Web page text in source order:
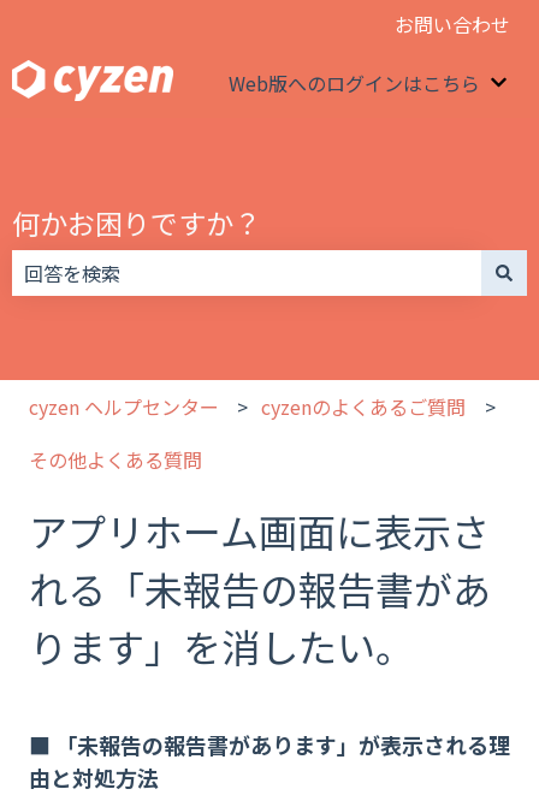
お問い合わせ
Web版へのログインはこちら
何かお困りですか？
cyzen ヘルプセンター
cyzenのよくあるご質問
その他よくある質問
アプリホーム画面に表示さ
れる「未報告の報告書があ
ります」を消したい。
■ 「未報告の報告書があります」が表示される理
由と対処方法